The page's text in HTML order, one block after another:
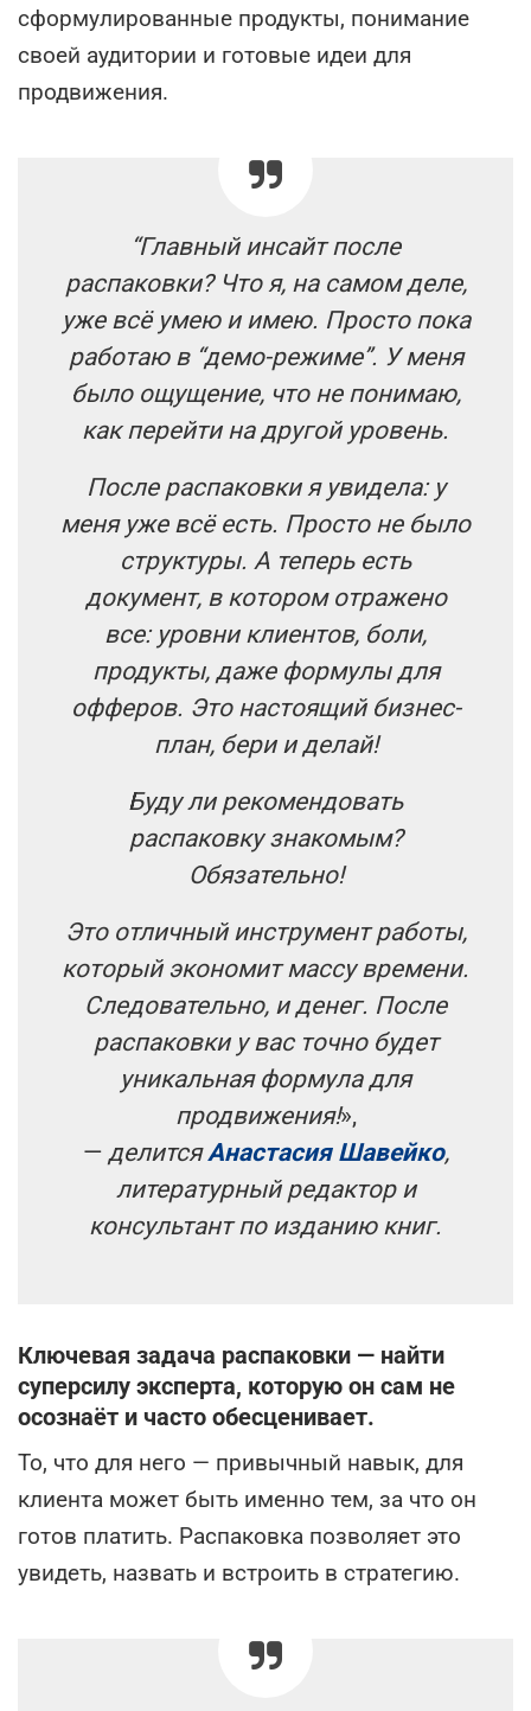
сформулированные продукты, понимание
своей аудитории и готовые идеи для
продвижения.
“Главный инсайт после
распаковки? Что я, на самом деле,
уже всё умею и имею. Просто пока
работаю в “демо-режиме”. У меня
было ощущение, что не понимаю,
как перейти на другой уровень.
После распаковки я увидела: у
меня уже всё есть. Просто не было
структуры. А теперь есть
документ, в котором отражено
все: уровни клиентов, боли,
продукты, даже формулы для
офферов. Это настоящий бизнес-
план, бери и делай!
Буду ли рекомендовать
распаковку знакомым?
Обязательно!
Это отличный инструмент работы,
который экономит массу времени.
Следовательно, и денег. После
распаковки у вас точно будет
уникальная формула для
продвижения!»,
— делитсяАнастасия Шавейко,
литературный редактор и
консультант по изданию книг.
Ключевая задача распаковки — найти
суперсилу эксперта, которую он сам не
осознаёт и часто обесценивает.
То, что для него — привычный навык, для
клиента может быть именно тем, за что он
готов платить. Распаковка позволяет это
увидеть, назвать и встроить в стратегию.